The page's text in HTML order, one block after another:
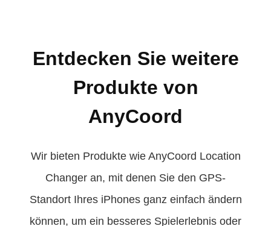
Entdecken Sie weitere
Produkte von
AnyCoord
Wir bieten Produkte wie AnyCoord Location
Changer an, mit denen Sie den GPS-
Standort Ihres iPhones ganz einfach ändern
können, um ein besseres Spielerlebnis oder